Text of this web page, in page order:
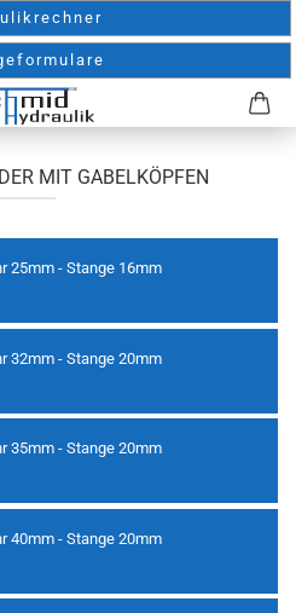
MIT GABELKÖPFEN
25mm - Stange 16mm
32mm - Stange 20mm
35mm - Stange 20mm
40mm - Stange 20mm